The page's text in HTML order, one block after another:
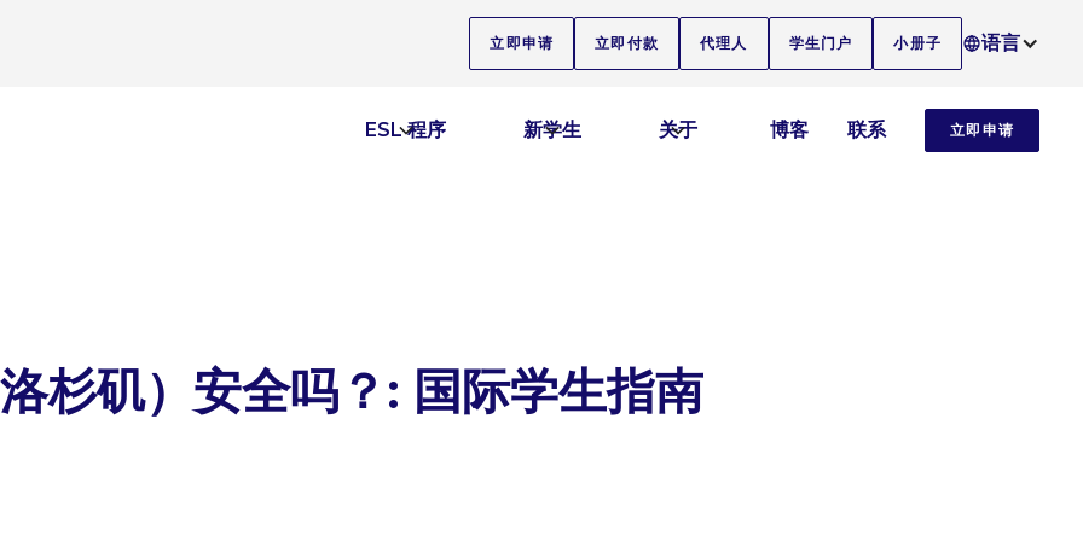
立即申请 立即付款 代理人 学生门户 小册子 语言
ESL 程序 新学生 关于 博客 联系 立即申请
杉矶）安全吗？: 国际学生指南